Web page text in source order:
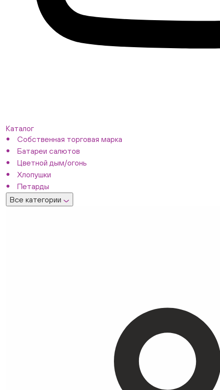
Каталог
Собственная торговая марка
Батареи салютов
Цветной дым/огонь
Хлопушки
Петарды
Все категории